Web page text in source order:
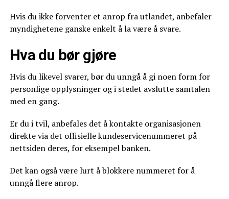
Hvis du ikke forventer et anrop fra utlandet, anbefaler
myndighetene ganske enkelt å la være å svare.
Hva du bør gjøre
Hvis du likevel svarer, bør du unngå å gi noen form for
personlige opplysninger og i stedet avslutte samtalen
med en gang.
Er du i tvil, anbefales det å kontakte organisasjonen
direkte via det offisielle kundeservicenummeret på
nettsiden deres, for eksempel banken.
Det kan også være lurt å blokkere nummeret for å
unngå flere anrop.